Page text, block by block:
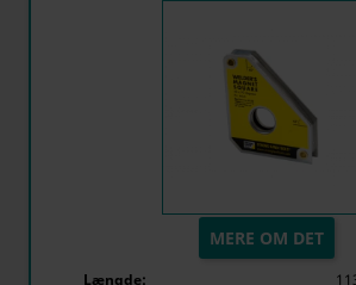
MERE OM DET
Længde: